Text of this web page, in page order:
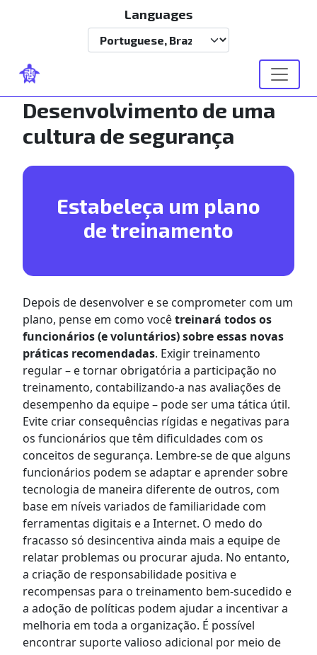
Pular para o conteúdo principal
Languages
Select your language
Desenvolvimento de uma
cultura de segurança
Estabeleça um plano
de treinamento
Depois de desenvolver e se comprometer com um
plano, pense em como vocêtreinará todos os
funcionários (e voluntários) sobre essas novas
práticas recomendadas. Exigir treinamento
regular – e tornar obrigatória a participação no
treinamento, contabilizando-a nas avaliações de
desempenho da equipe – pode ser uma tática útil.
Evite criar consequências rígidas e negativas para
os funcionários que têm dificuldades com os
conceitos de segurança. Lembre-se de que alguns
funcionários podem se adaptar e aprender sobre
tecnologia de maneira diferente de outros, com
base em níveis variados de familiaridade com
ferramentas digitais e a Internet. O medo do
fracasso só desincentiva ainda mais a equipe de
relatar problemas ou procurar ajuda. No entanto,
a criação de responsabilidade positiva e
recompensas para o treinamento bem-sucedido e
a adoção de políticas podem ajudar a incentivar a
melhoria em toda a organização. É possível
encontrar suporte valioso adicional por meio de